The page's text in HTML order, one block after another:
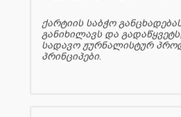
ქარტიის საბჭო
განიხილავს და
სადავო ჟურნალისტურ
პრინციპები